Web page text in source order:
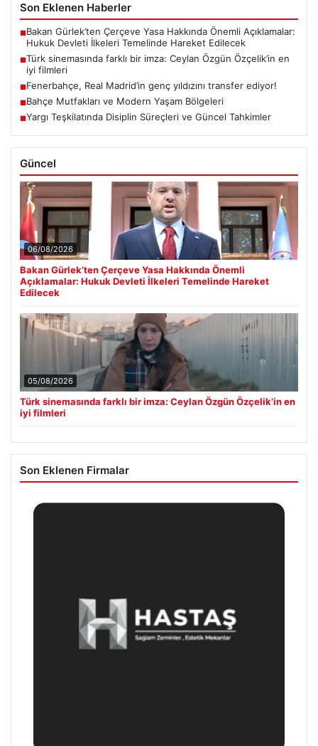
Son Eklenen Haberler
■Bakan Gürlek’ten Çerçeve Yasa Hakkında Önemli Açıklamalar:
Hukuk Devleti İlkeleri Temelinde Hareket Edilecek
■Türk sinemasında farklı bir imza: Ceylan Özgün Özçelik’in en
iyi filmleri
■Fenerbahçe, Real Madrid’in genç yıldızını transfer ediyor!
■Bahçe Mutfakları ve Modern Yaşam Bölgeleri
■Yargı Teşkilatında Disiplin Süreçleri ve Güncel Tahkimler
Güncel
06/08/2026
Bakan Gürlek’ten Çerçeve Yasa Hakkında Önemli
Açıklamalar: Hukuk Devleti İlkeleri Temelinde Hareket
Edilecek
05/08/2026
Türk sinemasında farklı bir imza: Ceylan Özgün Özçelik’in en
iyi filmleri
Son Eklenen Firmalar